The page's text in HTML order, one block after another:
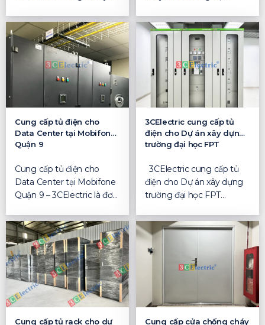
cử...
Cung cấp tủ điện cho
Data Center tại Mobifone
Quận 9
Cung cấp tủ điện cho
Data Center tại Mobifone
Quận 9 – 3CElectric là đơn
3CElectric cung cấp tủ
điện cho Dự án xây dựng
trường đại học FPT
3CElectric cung cấp tủ
điện cho Dự án xây dựng
trường đại học FPT
Cung cấp tủ rack cho dự
Cung cấp cửa chống cháy